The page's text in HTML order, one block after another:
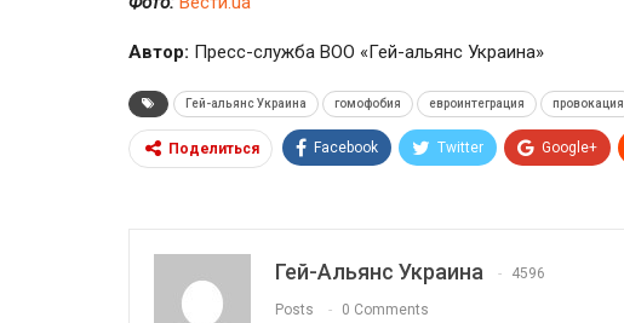
Автор: Пресс-служба ВОО «Гей-альянс Украина»
Гей-альянс Украина гомофобия евроинтеграция провокация
Поделиться Facebook Twitter Google+
Гей-Альянс Украина 4596
Posts 0 Comments